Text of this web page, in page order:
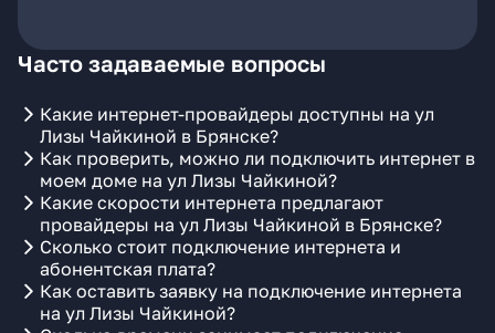
Часто задаваемые вопросы
Какие интернет-провайдеры доступны на ул
Лизы Чайкиной в Брянске?
Как проверить, можно ли подключить интернет в
моем доме на ул Лизы Чайкиной?
Какие скорости интернета предлагают
провайдеры на ул Лизы Чайкиной в Брянске?
Сколько стоит подключение интернета и
абонентская плата?
Как оставить заявку на подключение интернета
на ул Лизы Чайкиной?